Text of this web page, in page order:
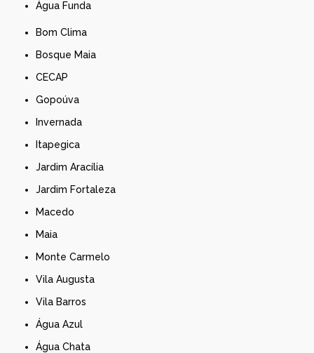
Água Funda
Bom Clima
Bosque Maia
CECAP
Gopoúva
Invernada
Itapegica
Jardim Aracília
Jardim Fortaleza
Macedo
Maia
Monte Carmelo
Vila Augusta
Vila Barros
Água Azul
Água Chata